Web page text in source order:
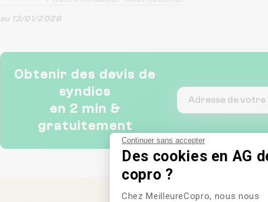
Continuer sans accepter
Des cookies en AG
copro ?
Plateforme de
Chez MeilleureCopro, nous nous
13/01/2026
Obtenir des devis de
syndics
en 2 min &
gratuitement